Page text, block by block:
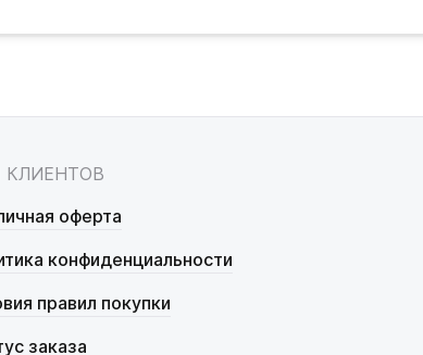
КЛИЕНТОВ
оферта
конфиденциальности
правил покупки
заказа